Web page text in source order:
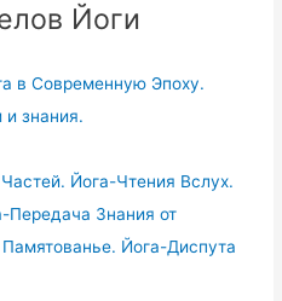
Йоги
в Современную Эпоху.
знания.
Йога-Чтения Вслух.
Передача Знания от
Йога-Диспута